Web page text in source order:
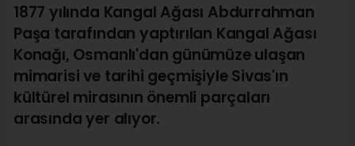
1877 yılında Kangal Ağası Abdurrahman
Paşa tarafından yaptırılan Kangal Ağası
Konağı, Osmanlı'dan günümüze ulaşan
mimarisi ve tarihi geçmişiyle Sivas'ın
kültürel mirasının önemli parçaları
arasında yer alıyor.